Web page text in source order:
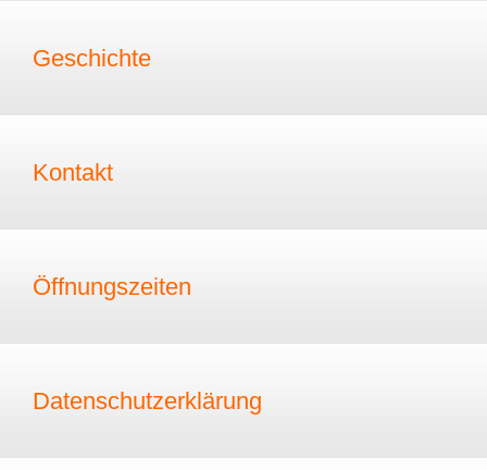
Geschichte
Kontakt
Öffnungszeiten
Datenschutzerklärung